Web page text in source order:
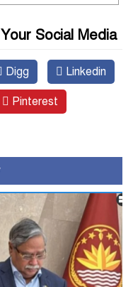
Social Media
Digg Linkedin
Pinterest